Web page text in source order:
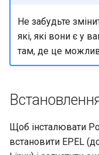
Не забудьте
які, які вони є у
там, де це
Щоб інсталювати
встановити EPEL